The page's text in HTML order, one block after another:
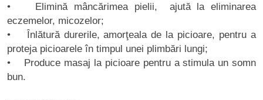
• Elimină mâncărimea pielii, ajută la eliminarea
eczemelor, micozelor;
• Înlătură durerile, amorţeala de la picioare, pentru a
proteja picioarele în timpul unei plimbări lungi;
• Produce masaj la picioare pentru a stimula un somn
bun.